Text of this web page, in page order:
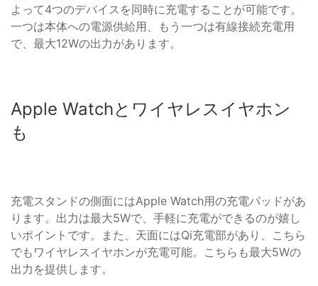
よって4つのデバイスを同時に充電することが可能です。
一つは本体への電源供給用、もう一つは有線接続充電用
で、最大12Wの出力があります。
Apple Watchとワイヤレスイヤホン
も
充電スタンドの側面にはApple Watch用の充電パッドがあ
ります。出力は最大5Wで、手軽に充電ができるのが嬉し
いポイントです。また、天面にはQi充電部があり、こちら
でもワイヤレスイヤホンが充電可能。こちらも最大5Wの
出力を提供します。